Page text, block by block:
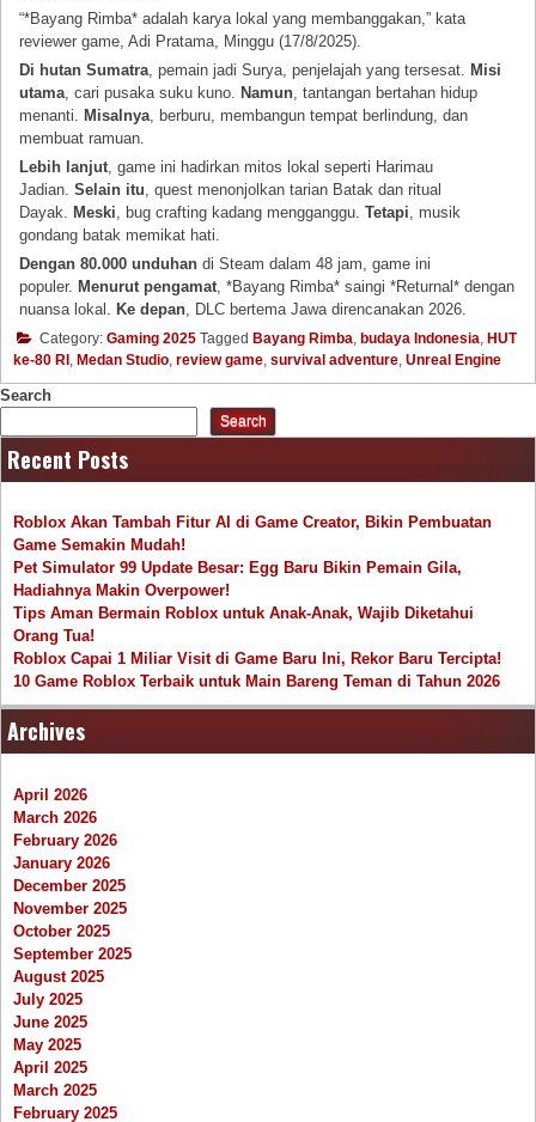
“*Bayang Rimba* adalah karya lokal yang membanggakan,” kata
reviewer game, Adi Pratama, Minggu (17/8/2025).
Di hutan Sumatra, pemain jadi Surya, penjelajah yang tersesat. Misi
utama, cari pusaka suku kuno. Namun, tantangan bertahan hidup
menanti. Misalnya, berburu, membangun tempat berlindung, dan
membuat ramuan.
Lebih lanjut, game ini hadirkan mitos lokal seperti Harimau
Jadian.Selain itu, quest menonjolkan tarian Batak dan ritual
Dayak. Meski, bug crafting kadang mengganggu.Tetapi, musik
gondang batak memikat hati.
Dengan 80.000 unduhan di Steam dalam 48 jam, game ini
populer. Menurut pengamat, *Bayang Rimba* saingi *Returnal* dengan
nuansa lokal. Ke depan, DLC bertema Jawa direncanakan 2026.
Category: Gaming 2025 Tagged Bayang Rimba budaya Indonesia HUT
ke-80 RI Medan Studio review game survival adventure Unreal Engine
Search
Search
Recent Posts
Roblox Akan Tambah Fitur AI di Game Creator, Bikin Pembuatan
Game Semakin Mudah!
Pet Simulator 99 Update Besar: Egg Baru Bikin Pemain Gila,
Hadiahnya Makin Overpower!
Tips Aman Bermain Roblox untuk Anak-Anak, Wajib Diketahui
Orang Tua!
Roblox Capai 1 Miliar Visit di Game Baru Ini, Rekor Baru Tercipta!
10 Game Roblox Terbaik untuk Main Bareng Teman di Tahun 2026
Archives
April 2026
March 2026
February 2026
January 2026
December 2025
November 2025
October 2025
September 2025
August 2025
July 2025
June 2025
May 2025
April 2025
March 2025
February 2025